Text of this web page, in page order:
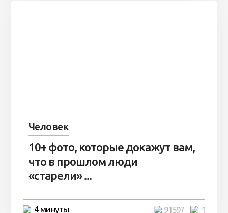
Человек
10+ фото, которые докажут вам,
что в прошлом люди
«старели» ...
4 минуты 1
91597